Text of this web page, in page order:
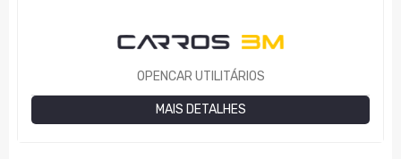
OPENCAR UTILITÁRIOS
MAIS DETALHES